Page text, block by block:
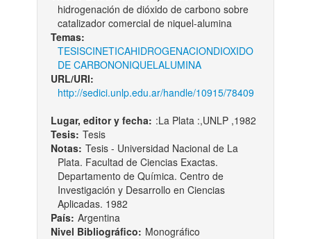
hidrogenación de dióxido de carbono sobre
catalizador comercial de niquel-alumina
Temas:
TESISCINETICAHIDROGENACIONDIOXIDO
DE CARBONONIQUELALUMINA
URL/URI:
http://sedici.unlp.edu.ar/handle/10915/78409
Lugar, editor y fecha: :La Plata :,UNLP ,1982
Tesis: Tesis
Notas: Tesis - Universidad Nacional de La
Plata. Facultad de Ciencias Exactas.
Departamento de Química. Centro de
Investigación y Desarrollo en Ciencias
Aplicadas. 1982
País: Argentina
Nivel Bibliográfico: Monográfico